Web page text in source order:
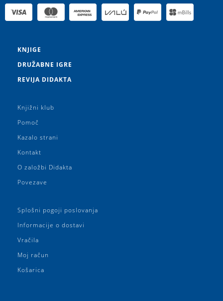
KNJIGE
DRUŽABNE IGRE
REVIJA DIDAKTA
Knjižni klub
Pomoč
Kazalo strani
Kontakt
O založbi Didakta
Povezave
Splošni pogoji poslovanja
Informacije o dostavi
Vračila
Moj račun
Košarica